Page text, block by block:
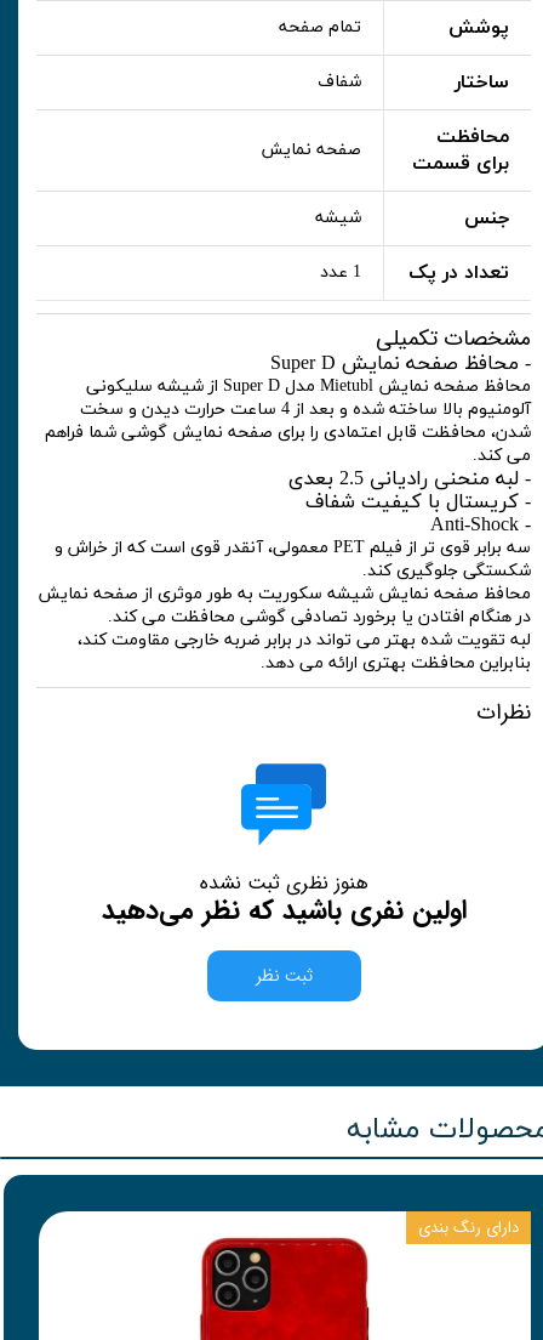
پوشش تمام صفحه
ساختار شفاف
محافظت
برای قسمت
صفحه نمایش
جنس شیشه
تعداد در پک 1 عدد
مشخصات تکمیلی
- محافظ صفحه نمایش Super D
محافظ صفحه نمایش Mietubl مدل Super D از شیشه سلیکونی
آلومنیوم بالا ساخته شده و بعد از 4 ساعت حرارت دیدن و سخت
شدن، محافظت قابل اعتمادی را برای صفحه نمایش گوشی شما فراهم
می کند.
- لبه منحنی رادیانی 2.5 بعدی
- کریستال با کیفیت شفاف
- Anti-Shock
سه برابر قوی تر از فیلم PET معمولی، آنقدر قوی است که از خراش و
شکستگی جلوگیری کند.
محافظ صفحه نمایش شیشه سکوریت به طور موثری از صفحه نمایش
در هنگام افتادن یا برخورد تصادفی گوشی محافظت می کند.
لبه تقویت شده بهتر می تواند در برابر ضربه خارجی مقاومت کند،
بنابراین محافظت بهتری ارائه می دهد.
نظرات
هنوز نظری ثبت نشده
اولین نفری باشید که نظر می‌دهید
ثبت نظر
مشابه
دارای رنگ بندی